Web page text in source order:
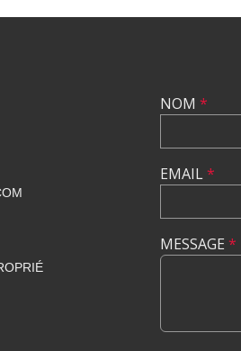
NOM *
EMAIL*
MESSAGE *